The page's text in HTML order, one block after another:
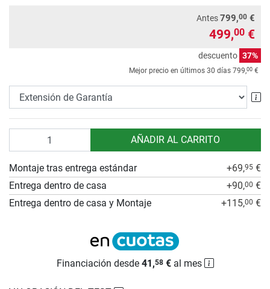
Antes799,00 €
499,00 €
descuento 37%
Mejor precio en últimos 30 días 799,00 €
AÑADIR AL CARRITO
Montaje tras entrega estándar +69,95 €
Entrega dentro de casa
+90,00 €
Entrega dentro de casa y Montaje
+115,00 €
Financiación desde 41,58€al mes